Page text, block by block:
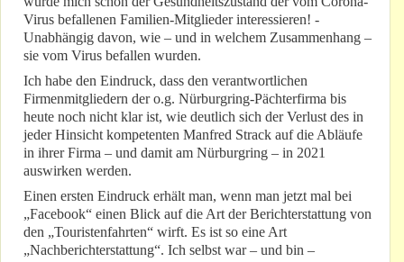
Virus befallenen Familien-Mitglieder interessieren! -
Unabhängig davon, wie – und in welchem Zusammenhang –
sie vom Virus befallen wurden.
Ich habe den Eindruck, dass den verantwortlichen
Firmenmitgliedern der o.g. Nürburgring-Pächterfirma bis
heute noch nicht klar ist, wie deutlich sich der Verlust des in
jeder Hinsicht kompetenten Manfred Strack auf die Abläufe
in ihrer Firma – und damit am Nürburgring – in 2021
auswirken werden.
Einen ersten Eindruck erhält man, wenn man jetzt mal bei
„Facebook“ einen Blick auf die Art der Berichterstattung von
den „Touristenfahrten“ wirft. Es ist so eine Art
„Nachberichterstattung“. Ich selbst war – und bin –